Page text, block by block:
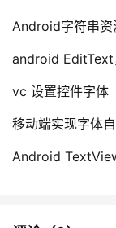
Android字符串资
android EditText
vc 设置控件字体
移动端实现字体
Android